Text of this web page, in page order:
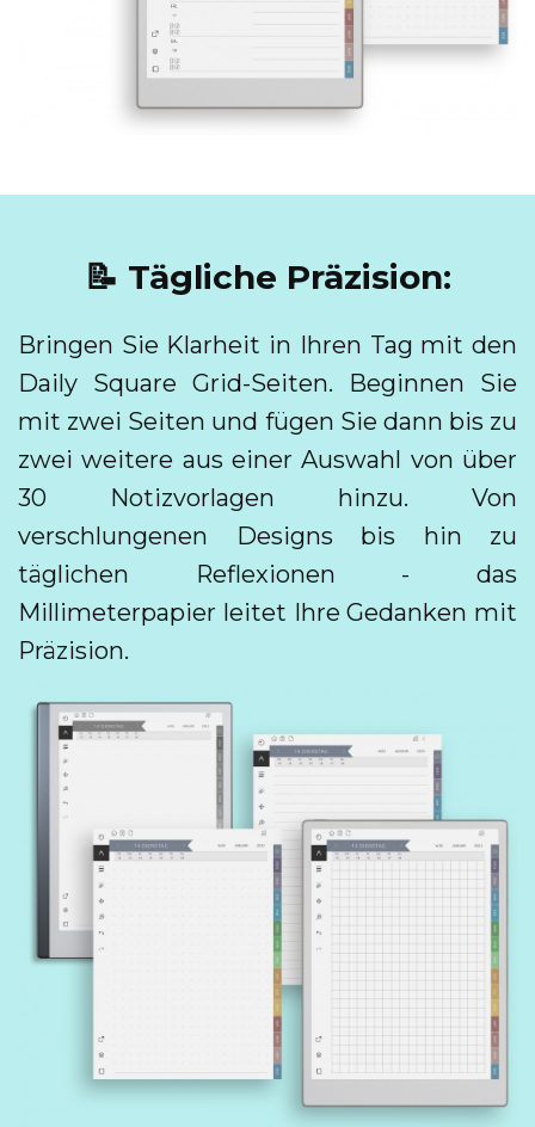
📝 Tägliche Präzision:
Bringen Sie Klarheit in Ihren Tag mit den
Daily Square Grid-Seiten. Beginnen Sie
mit zwei Seiten und fügen Sie dann bis zu
zwei weitere aus einer Auswahl von über
30 Notizvorlagen hinzu. Von
verschlungenen Designs bis hin zu
täglichen Reflexionen - das
Millimeterpapier leitet Ihre Gedanken mit
Präzision.